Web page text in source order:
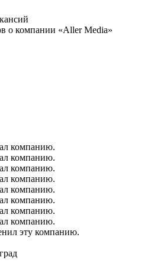
о компании «Aller Media»
компанию.
компанию.
компанию.
компанию.
компанию.
компанию.
компанию.
компанию.
эту компанию.